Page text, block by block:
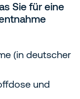
Sie für eine
(in deutscher
und